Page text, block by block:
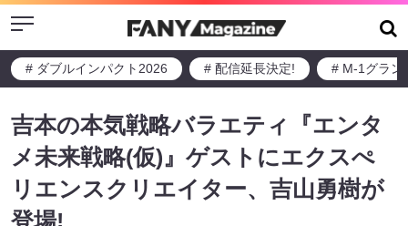
Menu
# ダブルインパクト2026 # 配信延長決定! # M-1グラン
吉本の本気戦略バラエティ『エンタ
メ未来戦略(仮)』ゲストにエクスぺ
リエンスクリエイター、吉山勇樹が
登場!